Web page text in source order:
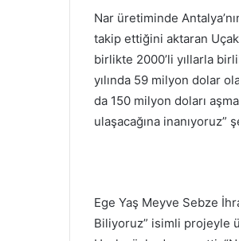
Nar üretiminde
takip ettiğini aktaran
birlikte 2000’li yıllarla
yılında 59 milyon dolar
da 150 milyon doları
ulaşacağına inanıyoruz”
Ege Yaş Meyve Sebze
Biliyoruz” isimli projeyle